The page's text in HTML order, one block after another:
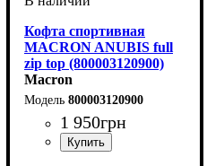
Кофта спортивная
MACRON ANUBIS full
zip top (800003120900)
Macron
800003120900
1 950грн